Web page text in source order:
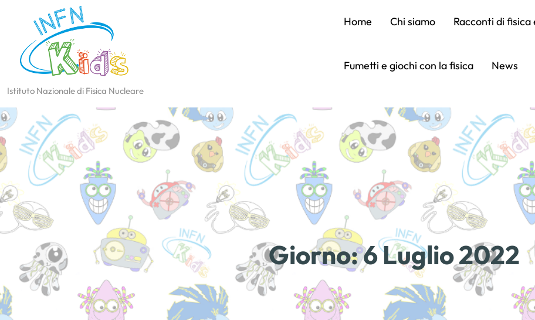
Istituto Nazionale di Fisica Nucleare
Home Chi siamo Racconti di fisica
Fumetti e giochi con la fisica News
Giorno:6 Luglio 2022